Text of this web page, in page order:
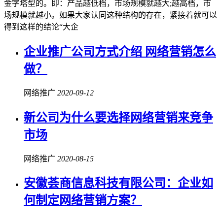
金字塔型的。即：产品越低档，市场规模就越大;越高档，市
场规模就越小。如果大家认同这种结构的存在，紧接着就可以
得到这样的结论“大企
企业推广公司方式介绍 网络营销怎么
做？
网络推广 2020-09-12
新公司为什么要选择网络营销来竞争
市场
网络推广 2020-08-15
安徽荟商信息科技有限公司：企业如
何制定网络营销方案？